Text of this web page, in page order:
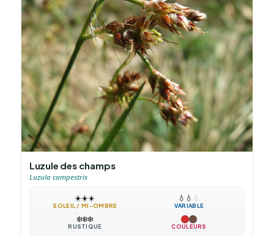
Luzule des champs
Luzula campestris
☀️☀️☀️
SOLEIL / MI-OMBRE
💧 💧 💧
VARIABLE
❄️❄️❄️
RUSTIQUE COULEURS